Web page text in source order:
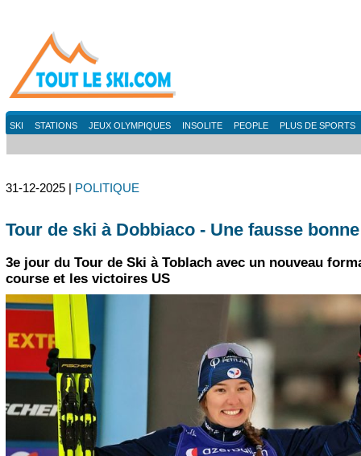
SKI STATIONS JEUX OLYMPIQUES INSOLITE PEOPLE PLUS DE SPORTS
31-12-2025 | POLITIQUE
Tour de ski à Dobbiaco - Une fausse
3e jour du Tour de Ski à Toblach avec un nouveau
course et les victoires US